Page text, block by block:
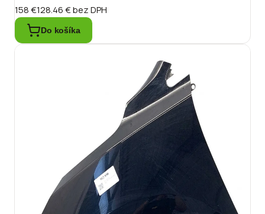
158 €128.46 €bez DPH
Do košíka